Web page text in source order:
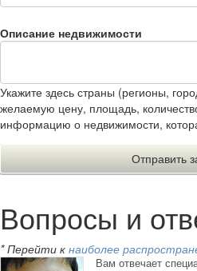
Описание недвижимости
Укажите здесь страны (регионы,
желаемую цену, площадь,
информацию о недвижимости,
Вопросы и
* Перейти к наиболее
Вам отвечает